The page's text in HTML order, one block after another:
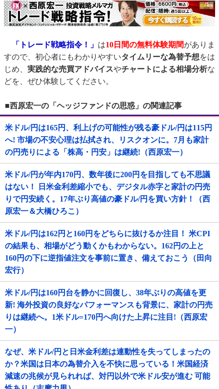
「トレード戦略指令！」 は10日間の無料体験期間がありま
すので、初心者にもわかりやすいタイムリーな為替予想をは
じめ、 実践的な売買アドバイスやチャートによる相場分析な
どを、ぜひ体験してください。
■西原宏一の「ヘッジファンドの思惑」の関連記事
米ドル/円は165円、利上げの可能性が残る豪ドル/円は115円
へ! 市場の不安心理は払拭され、リスクオンに。7月も家計
の円売りによる「株高・円安」は継続!（西原宏一）
米ドル/円が年内170円、数年後に200円を目指しても不思議
はない！ 日米金利差縮小でも、デジタル赤字と家計の円売
りで円安続く。17年ぶり高値の豪ドル/円を買い方針！（西
原宏一＆大橋ひろこ）
米ドル/円は162円と160円をどちらに抜けるか注目！ 米CPI
の結果も、相場がどう動くかもわからない。162円の上と
160円の下に逆指値注文を事前に置き、備えておこう（田向
宏行）
米ドル/円は160円台を静かに回復し、38年ぶりの高値を更
新! 海外投資の良好なパフォーマンスも背景に、家計の円売
りは継続へ。1米ドル=170円へ向けた上昇に注目!（西原宏
一）
なぜ、米ドル/円と日米金利差は連動性を失ってしまったの
か？米国は日本の為替介入を不快に思っている！米国経済
減速の兆候が見られれば、対円以外で米ドル安が進む 可能